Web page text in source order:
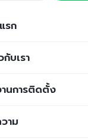
รก
กับเรา
นการติดตั้ง
าม
ณ์เสริม เค